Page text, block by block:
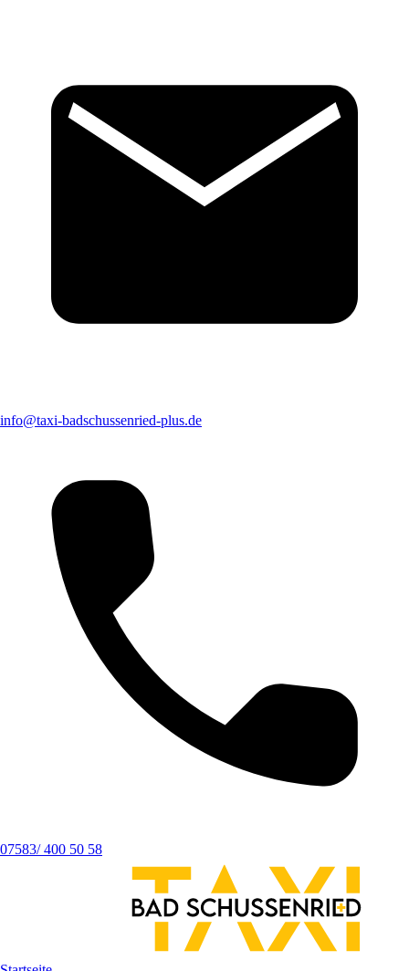
info@taxi-badschussenried-plus.de
07583/ 400 50 58